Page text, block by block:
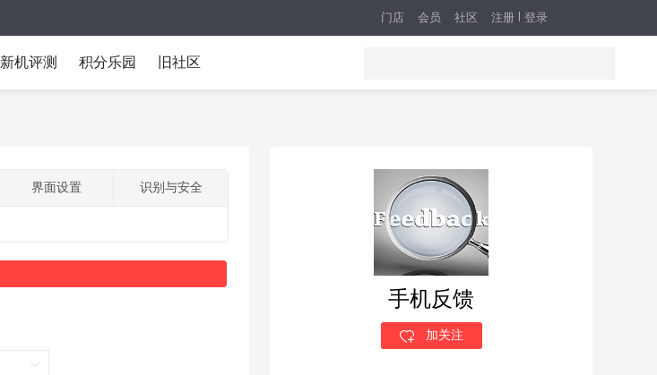
注册 登录
门店 会员 社区
新机评测 积分乐园 旧社区
界面设置 识别与安全
手机反馈
加关注